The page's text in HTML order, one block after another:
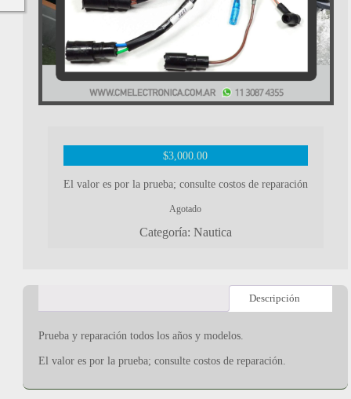
$3,000.00
El valor es por la prueba; consulte costos de reparación
Agotado
Categoría: Nautica
Descripción
Prueba y reparación todos los años y modelos.
El valor es por la prueba; consulte costos de reparación.